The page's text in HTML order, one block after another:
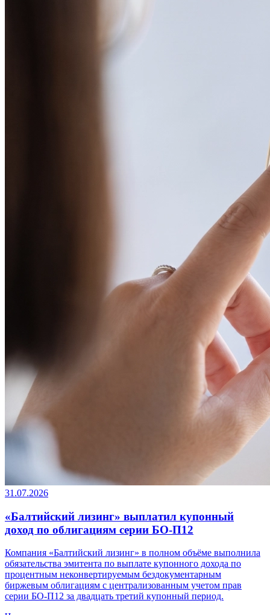
31.07.2026
«Балтийский лизинг» выплатил купонный
доход по облигациям серии БО-П12
Компания «Балтийский лизинг» в полном объёме выполнила
обязательства эмитента по выплате купонного дохода по
процентным неконвертируемым бездокументарным
биржевым облигациям с централизованным учетом прав
серии БО-П12 за двадцать третий купонный период.